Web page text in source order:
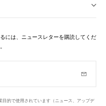
には、ニュースレターを購読してくだ
的で使用されています（ニュース、アップデ